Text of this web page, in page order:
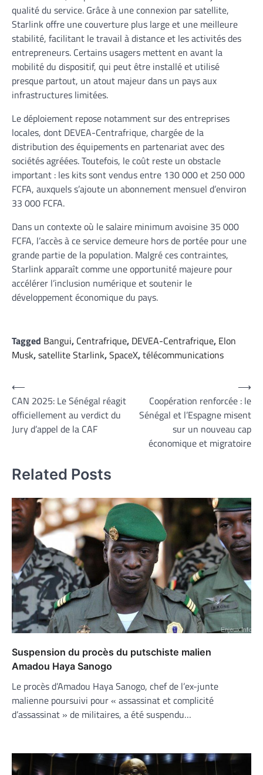
qualité du service. Grâce à une connexion par satellite,
Starlink offre une couverture plus large et une meilleure
stabilité, facilitant le travail à distance et les activités des
entrepreneurs. Certains usagers mettent en avant la
mobilité du dispositif, qui peut être installé et utilisé
presque partout, un atout majeur dans un pays aux
infrastructures limitées.
Le déploiement repose notamment sur des entreprises
locales, dont DEVEA-Centrafrique, chargée de la
distribution des équipements en partenariat avec des
sociétés agréées. Toutefois, le coût reste un obstacle
important : les kits sont vendus entre 130 000 et 250 000
FCFA, auxquels s’ajoute un abonnement mensuel d’environ
33 000 FCFA.
Dans un contexte où le salaire minimum avoisine 35 000
FCFA, l’accès à ce service demeure hors de portée pour une
grande partie de la population. Malgré ces contraintes,
Starlink apparaît comme une opportunité majeure pour
accélérer l’inclusion numérique et soutenir le
développement économique du pays.
Tagged Bangui, Centrafrique, DEVEA-Centrafrique, Elon
Musk,satellite Starlink,SpaceX,télécommunications
Navigation
de
l’article
⟵
CAN 2025: Le Sénégal réagit
officiellement au verdict du
Jury d’appel de la CAF
Coopération renforcée : le
Sénégal et l’Espagne misent
sur un nouveau cap
économique et migratoire
⟶
Related Posts
Suspension du procès du putschiste malien
Amadou Haya Sanogo
Le procès d’Amadou Haya Sanogo, chef de l’ex-junte
malienne poursuivi pour « assassinat et complicité
d’assassinat » de militaires, a été suspendu…